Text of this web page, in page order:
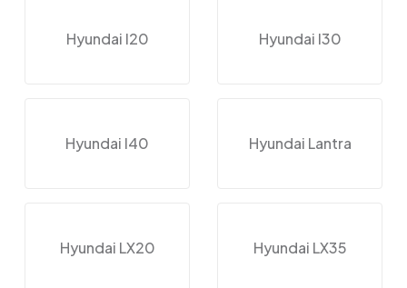
Hyundai I20 Hyundai I30
Hyundai I40 Hyundai Lantra
Hyundai LX20 Hyundai LX35